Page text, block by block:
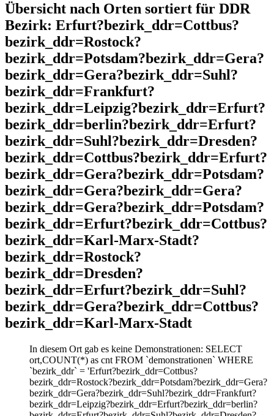
Übersicht nach Orten sortiert für DDR
Bezirk: Erfurt?bezirk_ddr=Cottbus?
bezirk_ddr=Rostock?
bezirk_ddr=Potsdam?bezirk_ddr=Gera?
bezirk_ddr=Gera?bezirk_ddr=Suhl?
bezirk_ddr=Frankfurt?
bezirk_ddr=Leipzig?bezirk_ddr=Erfurt?
bezirk_ddr=berlin?bezirk_ddr=Erfurt?
bezirk_ddr=Suhl?bezirk_ddr=Dresden?
bezirk_ddr=Cottbus?bezirk_ddr=Erfurt?
bezirk_ddr=Gera?bezirk_ddr=Potsdam?
bezirk_ddr=Gera?bezirk_ddr=Gera?
bezirk_ddr=Gera?bezirk_ddr=Potsdam?
bezirk_ddr=Erfurt?bezirk_ddr=Cottbus?
bezirk_ddr=Karl-Marx-Stadt?
bezirk_ddr=Rostock?
bezirk_ddr=Dresden?
bezirk_ddr=Erfurt?bezirk_ddr=Suhl?
bezirk_ddr=Gera?bezirk_ddr=Cottbus?
bezirk_ddr=Karl-Marx-Stadt
In diesem Ort gab es keine Demonstrationen: SELECT
ort,COUNT(*) as cnt FROM `demonstrationen` WHERE
`bezirk_ddr` = 'Erfurt?bezirk_ddr=Cottbus?
bezirk_ddr=Rostock?bezirk_ddr=Potsdam?bezirk_ddr=Gera?
bezirk_ddr=Gera?bezirk_ddr=Suhl?bezirk_ddr=Frankfurt?
bezirk_ddr=Leipzig?bezirk_ddr=Erfurt?bezirk_ddr=berlin?